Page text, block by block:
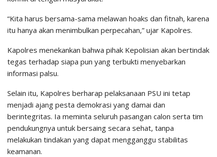
“Kita harus bersama-sama melawan hoaks dan fitnah, karena
itu hanya akan menimbulkan perpecahan,” ujar Kapolres.
Kapolres menekankan bahwa pihak Kepolisian akan bertindak
tegas terhadap siapa pun yang terbukti menyebarkan
informasi palsu.
Selain itu, Kapolres berharap pelaksanaan PSU ini tetap
menjadi ajang pesta demokrasi yang damai dan
berintegritas. Ia meminta seluruh pasangan calon serta tim
pendukungnya untuk bersaing secara sehat, tanpa
melakukan tindakan yang dapat mengganggu stabilitas
keamanan.